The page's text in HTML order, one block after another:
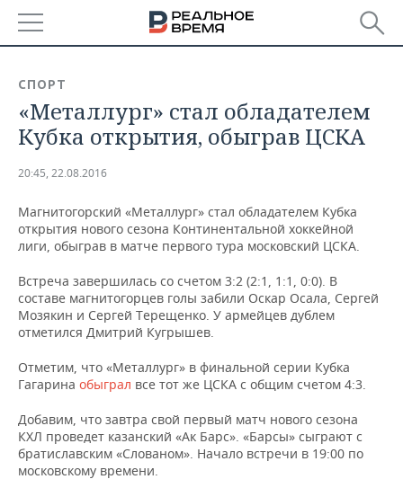
БАШКОРТОСТАН
ТАТАРСТАН
НОВОСТИ
АНАЛИТИКА
ДЕКЛАРАЦИИ О ДОХОДАХ
ВУЗЫ ТАТАРСТАНА
ТОРГОВЫЕ ЦЕНТРЫ
ТАТАРСТАНА
НОВОСТИ ЭКОНОМИКИ
БАНКИ
ИНВЕСТИЦИИ
ПРОМЫШЛЕННОСТЬ
ПРОМЫШЛЕННОСТИ
АГРОПРОМ
МАШИНОСТРОЕНИЕ
НЕФТЬ
НОВОСТИ НЕДВИЖИМОСТИ
АВТО
НОВОСТИ БИЗНЕСА
РОЗНИЧНАЯ ТОРГОВЛЯ
ТРАНСПОРТ
ТЕХНОЛОГИИ
НОВОСТИ ТЕХНОЛОГИЙ
IT
МЕРОПРИЯТИЯ
НОВОСТИ МЕРОПРИЯТИЙ
СПОРТ
СПОРТ
«Металлург» стал обладателем
Кубка открытия, обыграв ЦСКА
20:45, 22.08.2016
Магнитогорский «Металлург» стал обладателем Кубка
открытия нового сезона Континентальной хоккейной
лиги, обыграв в матче первого тура московский ЦСКА.
Встреча завершилась со счетом 3:2 (2:1, 1:1, 0:0). В
составе магнитогорцев голы забили Оскар Осала, Сергей
Мозякин и Сергей Терещенко. У армейцев дублем
отметился Дмитрий Кугрышев.
Отметим, что «Металлург» в финальной серии Кубка
Гагарина обыграл все тот же ЦСКА с общим счетом 4:3.
Добавим, что завтра свой первый матч нового сезона
КХЛ проведет казанский «Ак Барс». «Барсы» сыграют с
братиславским «Слованом». Начало встречи в 19:00 по
московскому времени.